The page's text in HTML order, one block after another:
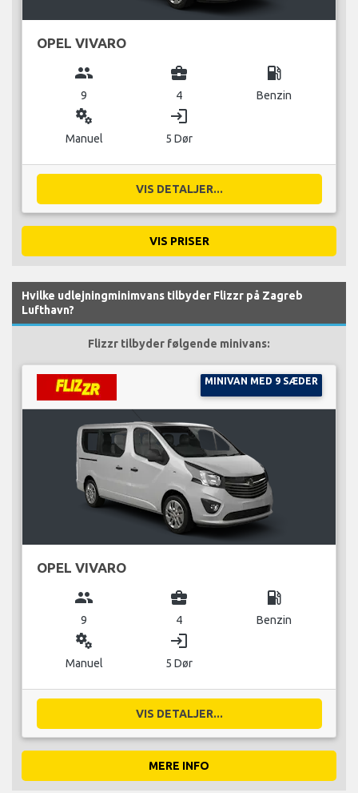
OPEL VIVARO
group
9
business_center
4
local_gas_station
Benzin
miscellaneous_services
Manuel
login
5 Dør
VIS DETALJER...
VIS PRISER
Hvilke udlejningminimvans tilbyder Flizzr på Zagreb
Lufthavn?
Flizzr tilbyder følgende minivans:
MINIVAN MED 9 SÆDER
OPEL VIVARO
group
9
business_center
4
local_gas_station
Benzin
miscellaneous_services
Manuel
login
5 Dør
VIS DETALJER...
MERE INFO